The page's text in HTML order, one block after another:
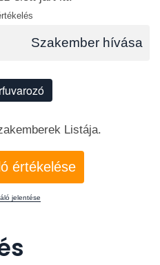
Szakember hívása
Listája.
értékelése
jelentése